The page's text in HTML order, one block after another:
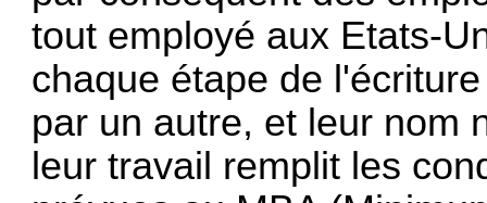
tout employé aux Etats-
chaque étape de
par un autre, et leur nom
leur travail remplit les